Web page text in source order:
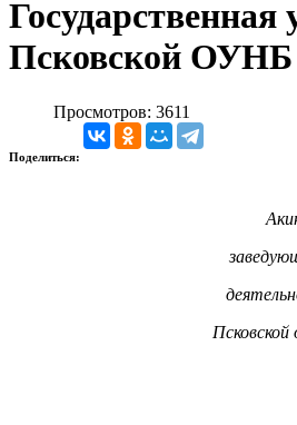
Государственная
Псковской ОУНБ
Просмотров: 3611
Поделиться:
Псковской